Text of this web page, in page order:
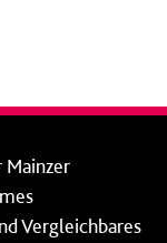
Mainzer
Vergleichbares